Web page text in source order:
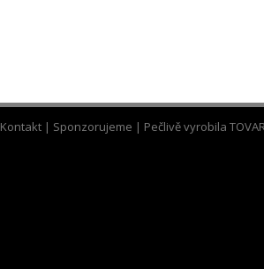
Kontakt | Sponzorujeme | Pečlivě vyrobila